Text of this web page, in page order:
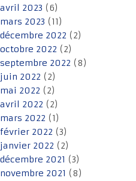
avril 2023 (6)
mars 2023 (11)
décembre 2022 (2)
octobre 2022 (2)
septembre 2022 (8)
juin 2022 (2)
mai 2022 (2)
avril 2022 (2)
mars 2022 (1)
février 2022 (3)
janvier 2022 (2)
décembre 2021 (3)
novembre 2021 (8)